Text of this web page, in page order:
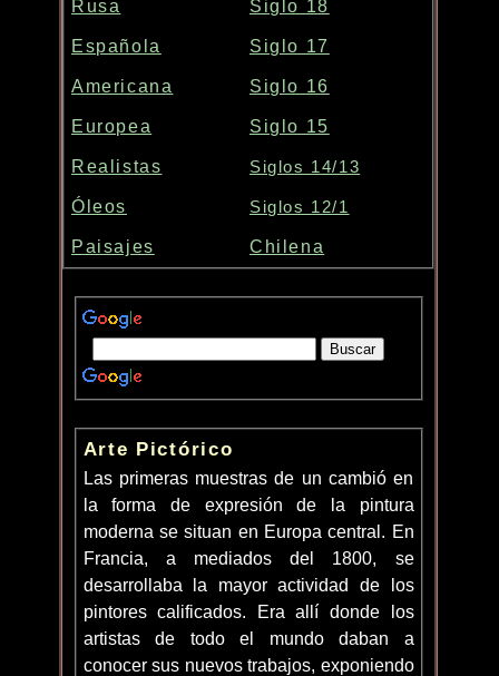
Rusa Siglo 18
Española Siglo 17
Americana Siglo 16
Europea Siglo 15
Realistas Siglos 14/13
Óleos Siglos 12/1
Paisajes Chilena
Arte Pictórico
Las primeras muestras de un cambió en
la forma de expresión de la pintura
moderna se situan en Europa central. En
Francia, a mediados del 1800, se
desarrollaba la mayor actividad de los
pintores calificados. Era allí donde los
artistas de todo el mundo daban a
conocer sus nuevos trabajos, exponiendo